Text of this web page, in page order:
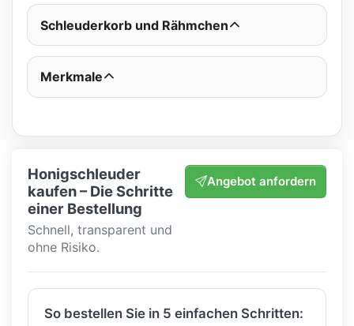
Schleuderkorb und Rähmchen
Merkmale
Honigschleuder
kaufen – Die Schritte
einer Bestellung
Schnell, transparent und
ohne Risiko.
Angebot anfordern
So bestellen Sie in 5 einfachen Schritten: